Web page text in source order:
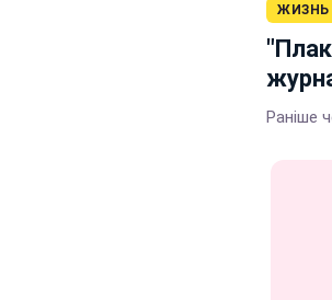
ЖИЗНЬ
Раніше